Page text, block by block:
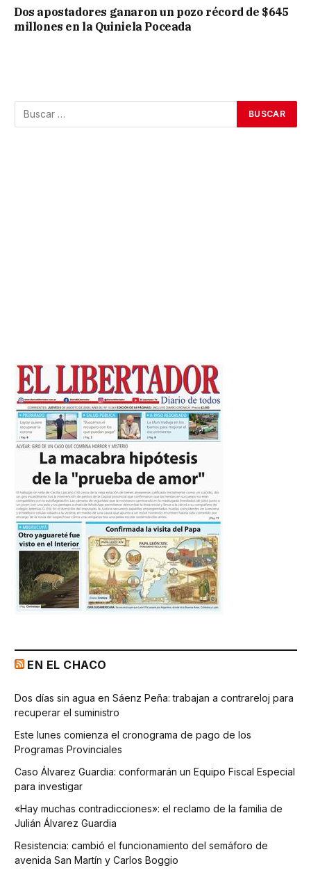
Dos apostadores ganaron un pozo récord de $645
millones en la Quiniela Poceada
EN EL CHACO
Dos días sin agua en Sáenz Peña: trabajan a contrareloj para
recuperar el suministro
Este lunes comienza el cronograma de pago de los
Programas Provinciales
Caso Álvarez Guardia: conformarán un Equipo Fiscal Especial
para investigar
«Hay muchas contradicciones»: el reclamo de la familia de
Julián Álvarez Guardia
Resistencia: cambió el funcionamiento del semáforo de
avenida San Martín y Carlos Boggio